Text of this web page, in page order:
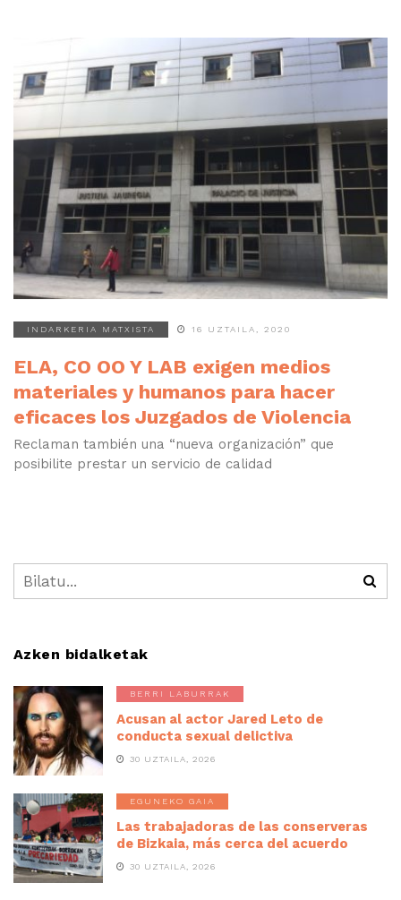
INDARKERIA MATXISTA 16 UZTAILA, 2020
ELA, CO OO Y LAB exigen medios
materiales y humanos para hacer
eficaces los Juzgados de Violencia
Reclaman también una “nueva organización” que
posibilite prestar un servicio de calidad
Azken bidalketak
BERRI LABURRAK
Acusan al actor Jared Leto de
conducta sexual delictiva
30 UZTAILA, 2026
EGUNEKO GAIA
Las trabajadoras de las conserveras
de Bizkaia, más cerca del acuerdo
30 UZTAILA, 2026